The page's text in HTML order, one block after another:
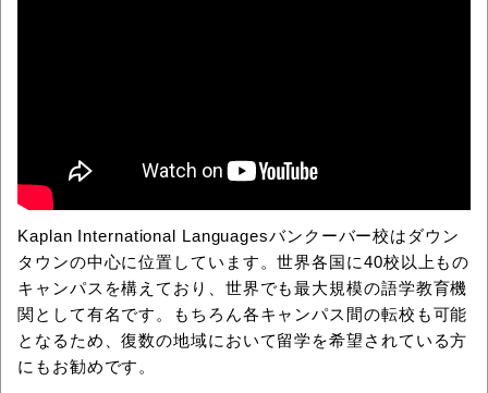
Kaplan International Languagesバンクーバー校はダウン
タウンの中心に位置しています。世界各国に40校以上もの
キャンパスを構えており、世界でも最大規模の語学教育機
関として有名です。もちろん各キャンパス間の転校も可能
となるため、復数の地域において留学を希望されている方
にもお勧めです。